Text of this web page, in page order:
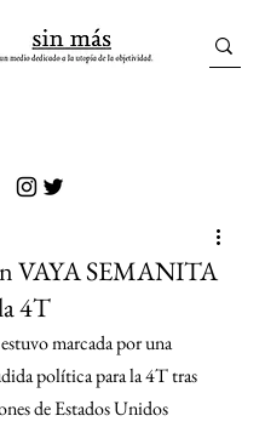
VAYA SEMANITA
4T
marcada por una
política para la 4T tras
de Estados Unidos